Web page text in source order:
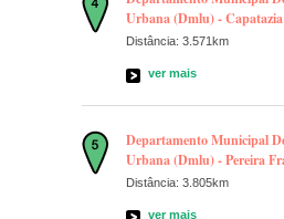
Urbana (Dmlu) -
Distância: 3.571km
ver mais
Departamento Municipal
Urbana (Dmlu) - Pereira
Distância: 3.805km
ver mais